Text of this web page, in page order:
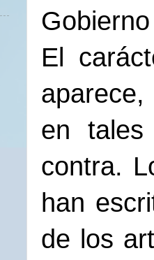
El
en
contra.
han
de los